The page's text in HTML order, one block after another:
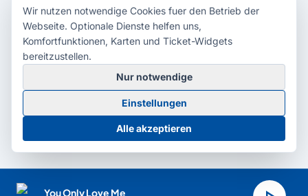
You Only Love Me
© 2026 Radio Potsdam. Webseite entwickelt durch dieMedienagentur
Babelsberg
BarrierefreiheitserklärungAGBDatenschutzImpressum
Cookie-Einstellungen
Wir nutzen notwendige Cookies fuer den Betrieb der
Webseite. Optionale Dienste helfen uns,
Komfortfunktionen, Karten und Ticket-Widgets
bereitzustellen.
Nur notwendige
Einstellungen
Alle akzeptieren